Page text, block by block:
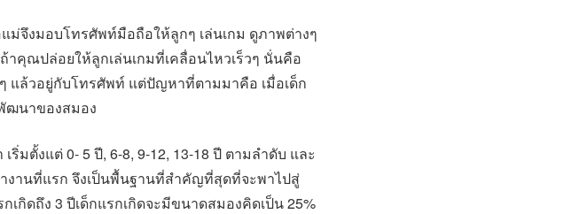
จึงมอบโทรศัพท์มือถือให้ลูกๆ เล่นเกม ดูภาพต่างๆ
คุณปล่อยให้ลูกเล่นเกมที่เคลื่อนไหวเร็วๆ นั่นคือ
แล้วอยู่กับโทรศัพท์ แต่ปัญหาที่ตามมาคือ เมื่อเด็ก
ฒนาของสมอง
มตั้งแต่ 0- 5 ปี, 6-8, 9-12, 13-18 ปี ตามลำดับ และ
านที่แรก จึงเป็นพื้นฐานที่สำคัญที่สุดที่จะพาไปสู่
กิดถึง 3 ปีเด็กแรกเกิดจะมีขนาดสมองคิดเป็น 25%